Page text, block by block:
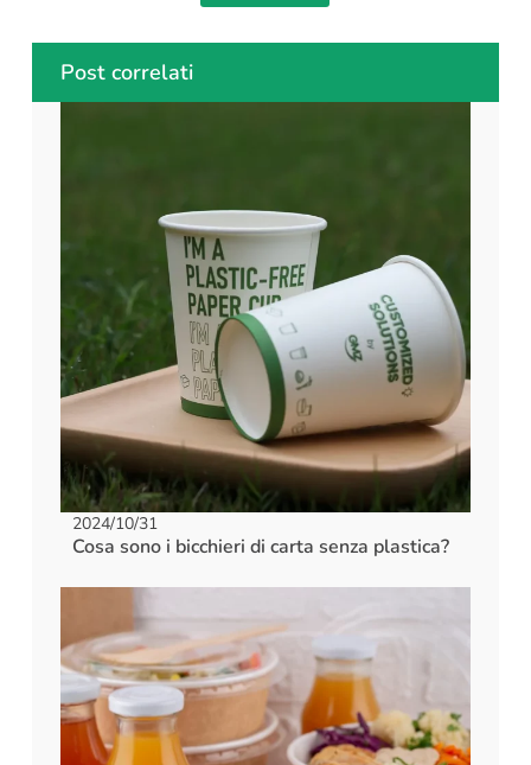
Post correlati
2024/10/31
Cosa sono i bicchieri di carta senza plastica?